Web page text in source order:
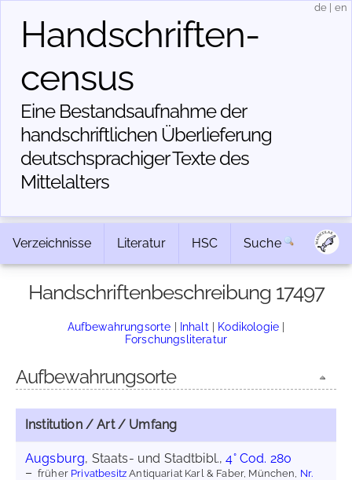
Handschriften­
census
Eine Bestandsaufnahme der
handschriftlichen Über­lieferung
deutschsprachiger Texte des
Mittelalters
de en
Verzeichnisse Literatur HSC Suche
Handschriftenbeschreibung 17497
Aufbewahrungsorte | Inhalt | Kodikologie |
Forschungsliteratur
Aufbewahrungsorte
Institution / Art / Umfang
Augsburg, Staats- und Stadtbibl.,4° Cod. 280
früher PrivatbesitzAntiquariat Karl & Faber, München, Nr.